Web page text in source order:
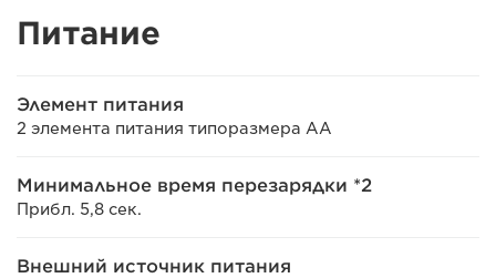
Питание
Элемент питания
2 элемента питания типоразмера AA
Минимальное время перезарядки *2
Прибл. 5,8 сек.
Внешний источник питания